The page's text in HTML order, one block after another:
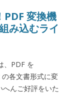
変換機
み込むライ
、PDF を
各文書形式に変
んご好評をいた